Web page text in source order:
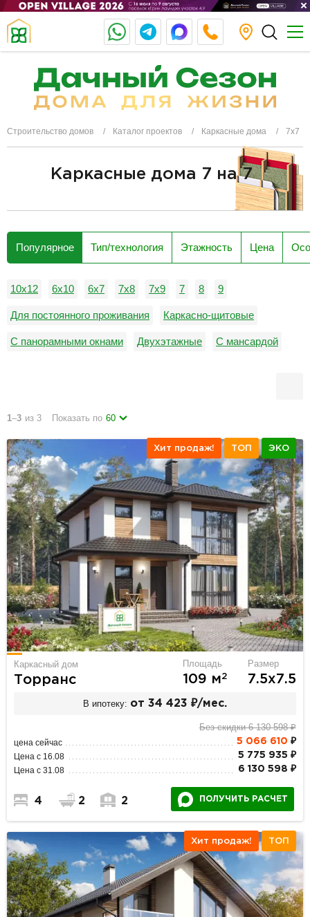
Строительство домов Каталог проектов Каркасные дома 7х7
Каркасные дома 7 на 7
Популярное Тип/технология Этажность Цена
10x12 6x10 6x7 7х8 7х9 7 8 9
Для постоянного проживания Каркасно-щитовые
С панорамными окнами Двухэтажные С мансардой
1–3 из 3 Показать по 60
Хит продаж! ТОП ЭКО
Каркасный дом
Торранс
Площадь
109 м2
Размер
7.5х7.5
В ипотеку: от 34 423 ₽/мес.
Без скидки 6 130 598 ₽
цена сейчас 5 066 610 ₽
Цена с 16.08 5 775 935 ₽
Цена с 31.08 6 130 598 ₽
4 2 2 ПОЛУЧИТЬ РАСЧЕТ
Хит продаж! ТОП